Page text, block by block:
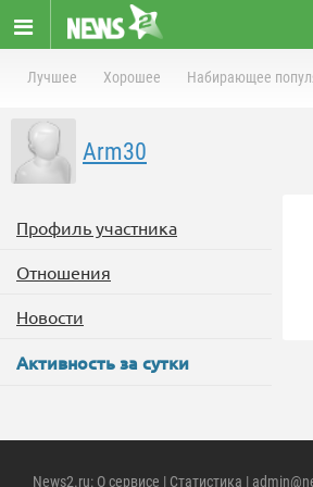
Лучшее Хорошее Набирающее
Arm30
Профиль участника
Отношения
Новости
Активность за сутки
News2.ru: О сервисе | Статистика |